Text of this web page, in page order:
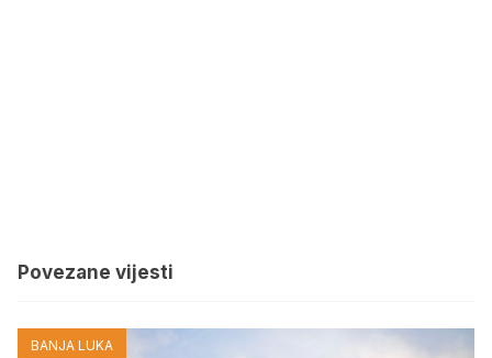
Povezane vijesti
BANJA LUKA